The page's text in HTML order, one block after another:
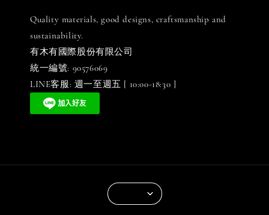
Quality materials, good designs, craftsmanship and
sustainability.
有木有國際股份有限公司
統一編號: 90576069
LINE客服: 週一至週五 [ 10:00-18:30 ]